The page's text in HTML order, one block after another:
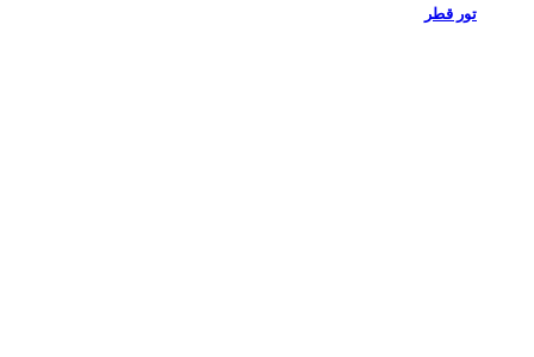
تور قطر